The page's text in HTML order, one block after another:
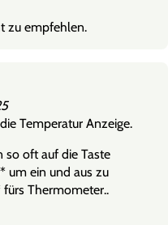
zu empfehlen.
Temperatur Anzeige.
so oft auf die Taste
um ein und aus zu
Thermometer..